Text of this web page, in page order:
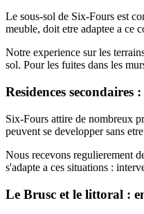
Le sous-sol de Six-Fours est
meuble, doit etre adaptee a ce
Notre experience sur les
sol. Pour les fuites dans les
Residences secondaires
Six-Fours attire de nombreux
peuvent se developper sans
Nous recevons regulierement
s'adapte a ces situations :
Le Brusc et le littoral :